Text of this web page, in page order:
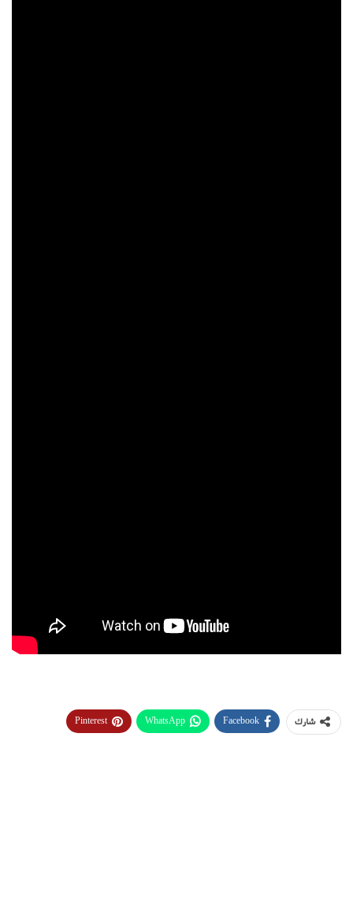
شارك Facebook
WhatsApp
Pinterest